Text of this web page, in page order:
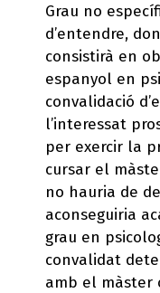
Grau no
d’entendre,
consistirà en
espanyol en
convalidació
l’interessat
per exercir la
cursar el
no hauria de
aconseguiria
grau en
convalidat
amb el màster